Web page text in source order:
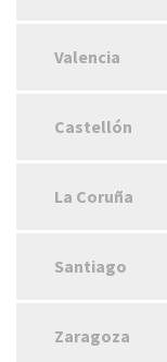
Valencia
Castellón
La Coruña
Santiago
Zaragoza